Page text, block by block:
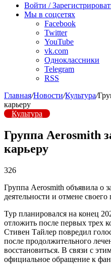
радио
Войти /
Мы в соцсетях
Facebook
Twitter
YouTube
vk.com
Одноклассники
Telegram
RSS
Главная/Новости/Культура/
карьеру
Культура
Группа Aerosmith
карьеру
326
Группа Aerosmith объявила о
деятельности и отмене
Тур планировался на конец
отложить после первых трех
Стивен Тайлер повредил
после продолжительного
восстановиться. В связи с
официальное обращение к